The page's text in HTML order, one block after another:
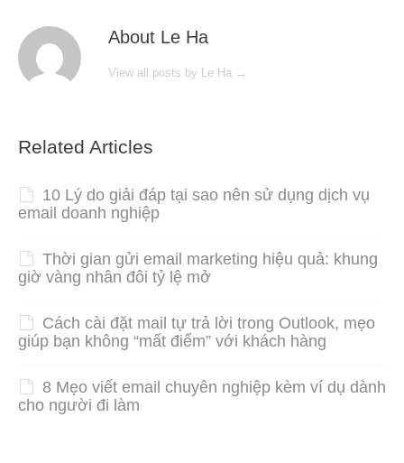
About Le Ha
View all posts by Le Ha →
Related Articles
10 Lý do giải đáp tại sao nên sử dụng dịch vụ
email doanh nghiệp
Thời gian gửi email marketing hiệu quả: khung
giờ vàng nhân đôi tỷ lệ mở
Cách cài đặt mail tự trả lời trong Outlook, mẹo
giúp bạn không “mất điểm” với khách hàng
8 Mẹo viết email chuyên nghiệp kèm ví dụ dành
cho người đi làm